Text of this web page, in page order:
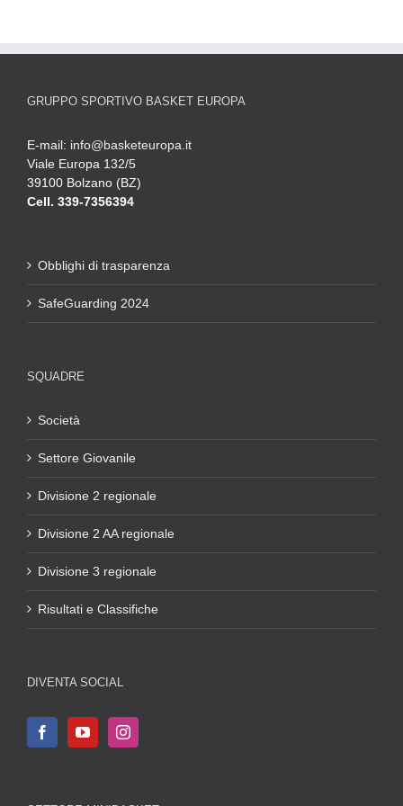
GRUPPO SPORTIVO BASKET EUROPA
E-mail: info@basketeuropa.it
Viale Europa 132/5
39100 Bolzano (BZ)
Cell. 339-7356394
Obblighi di trasparenza
SafeGuarding 2024
SQUADRE
Società
Settore Giovanile
Divisione 2 regionale
Divisione 2 AA regionale
Divisione 3 regionale
Risultati e Classifiche
DIVENTA SOCIAL